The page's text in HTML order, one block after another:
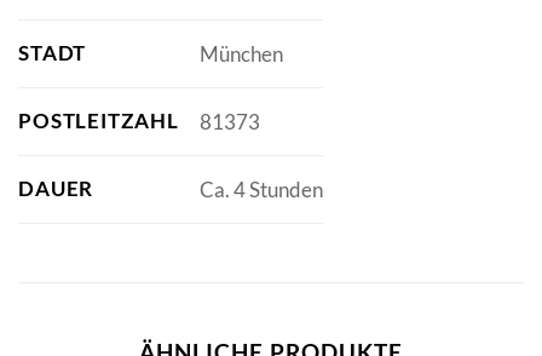
STADT München
POSTLEITZAHL 81373
DAUER Ca. 4 Stunden